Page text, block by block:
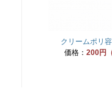
クリームポリ
価格： 200円